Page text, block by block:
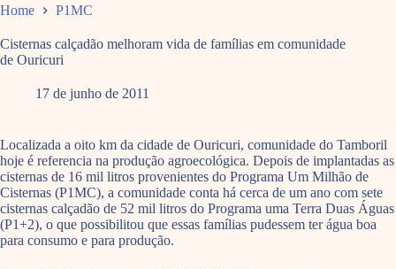
Home P1MC
Cisternas calçadão melhoram vida de famílias em comunidade
de Ouricuri
17 de junho de 2011
Localizada a oito km da cidade de Ouricuri, comunidade do Tamboril
hoje é referencia na produção agroecológica. Depois de implantadas as
cisternas de 16 mil litros provenientes do Programa Um Milhão de
Cisternas (P1MC), a comunidade conta há cerca de um ano com sete
cisternas calçadão de 52 mil litros do Programa uma Terra Duas Águas
(P1+2), o que possibilitou que essas famílias pudessem ter água boa
para consumo e para produção.